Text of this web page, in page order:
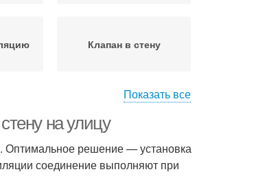
Клапан в стену
Показать все
на улицу
Оптимальное решение — установка
соединение выполняют при